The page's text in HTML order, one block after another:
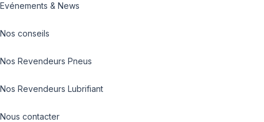
Evénements & News
Nos conseils
Nos Revendeurs Pneus
Nos Revendeurs Lubrifiant
Nous contacter